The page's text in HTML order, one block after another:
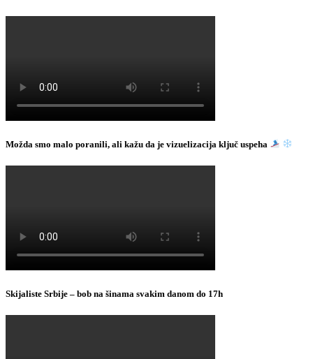
Možda smo malo poranili, ali kažu da je vizuelizacija ključ uspeha
Skijaliste Srbije – bob na šinama svakim danom do 17h